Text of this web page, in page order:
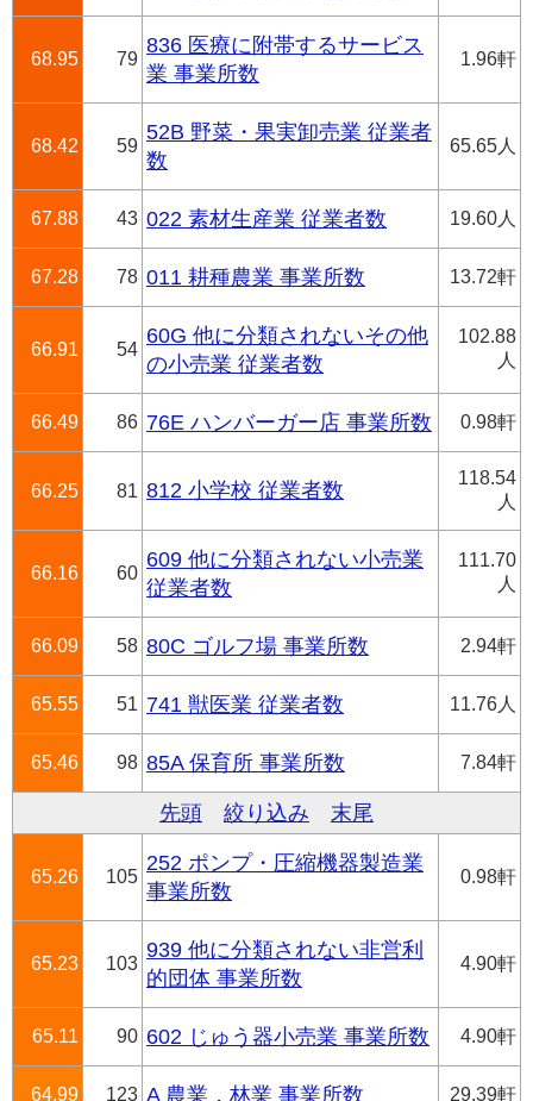
68.95 79
836 医療に附帯するサービス
業 事業所数
1.96軒
68.42 59
52B 野菜・果実卸売業 従業者
数
65.65人
67.88 43 022 素材生産業 従業者数 19.60人
67.28 78 011 耕種農業 事業所数 13.72軒
66.91 54
60G 他に分類されないその他
の小売業 従業者数
102.88
人
66.49 86 76E ハンバーガー店 事業所数 0.98軒
66.25 81 812 小学校 従業者数
118.54
人
66.16 60
609 他に分類されない小売業
従業者数
111.70
人
66.09 58 80C ゴルフ場 事業所数 2.94軒
65.55 51 741 獣医業 従業者数 11.76人
65.46 98 85A 保育所 事業所数 7.84軒
先頭 絞り込み 末尾
65.26 105
252 ポンプ・圧縮機器製造業
事業所数
0.98軒
65.23 103
939 他に分類されない非営利
的団体 事業所数
4.90軒
65.11 90 602 じゅう器小売業 事業所数 4.90軒
64.99 123 A 農業，林業 事業所数 29.39軒